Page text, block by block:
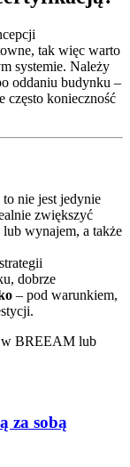
tak więc warto
systemie. Należy
oddaniu budynku –
często konieczność
nie jest jedynie
zwiększyć
wynajem, a także
dobrze
– pod warunkiem,
w BREEAM lub
za sobą